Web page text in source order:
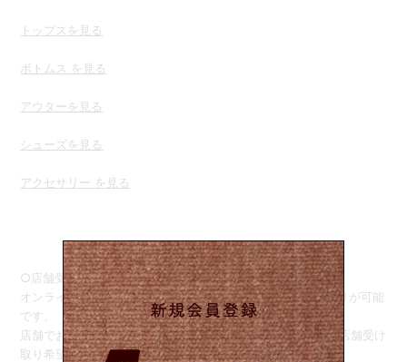
トップスを 見る
ボトムス を見る
アウターを見る
シューズを見る
アクセサリー を見る
○店舗受け取りサービス○
オンラインストアでご注文後、商品をSister店舗でお受け取りが可能
です。
店舗でお引き取りをご希望の際は、ご注文画面の備考欄に【店舗受け
取り希望】と記載してください。